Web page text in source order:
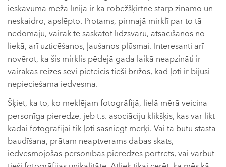
ieskāvumā meža līnija ir kā robežšķirtne starp zināmo un
neskaidro, apslēpto. Protams, pirmajā mirklī par to tā
nedomāju, vairāk te saskatot līdzsvaru, atsacīšanos no
liekā, arī uzticēšanos, ļaušanos plūsmai. Interesanti arī
novērot, ka šis mirklis pēdejā gada laikā neapzināti ir
vairākas reizes sevi pieteicis tieši brīžos, kad ļoti ir bijusi
nepieciešama iedvesma.
Šķiet, ka to, ko meklējam fotogrāfijā, lielā mērā veicina
personīga pieredze, jeb t.s. asociāciju klikšķis, kas var likt
kādai fotogrāfijai tik ļoti sasniegt mērķi. Vai tā būtu stāsta
baudīšana, prātam neaptverams dabas skats,
iedvesmojošas personības pieredzes portrets, vai varbūt